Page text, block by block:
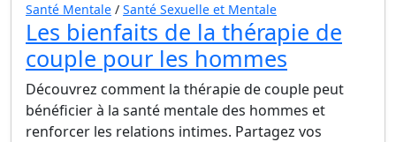
Santé Mentale / Santé Sexuelle et Mentale
Les bienfaits de la thérapie de
couple pour les hommes
Découvrez comment la thérapie de couple peut
bénéficier à la santé mentale des hommes et
renforcer les relations intimes. Partagez vos